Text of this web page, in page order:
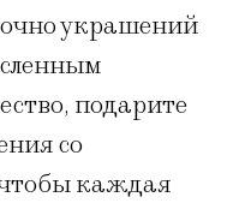
украшений
подарите
со
каждая